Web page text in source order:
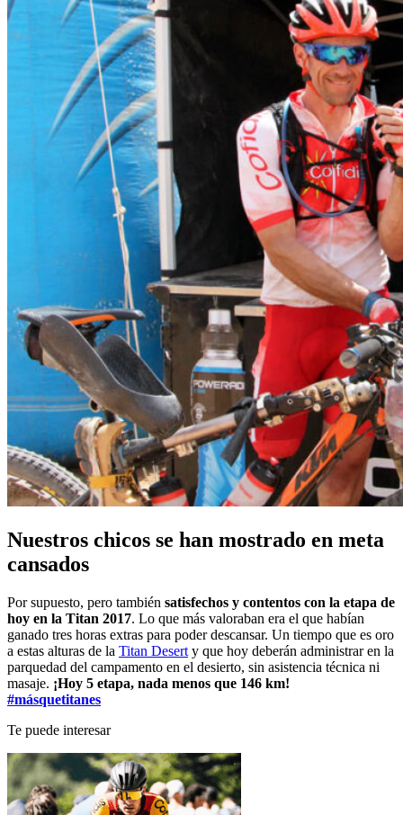
Nuestros chicos se han mostrado en meta
cansados
Por supuesto, pero también satisfechos y contentos con la etapa de
hoy en la Titan 2017. Lo que más valoraban era el que habían
ganado tres horas extras para poder descansar. Un tiempo que es oro
a estas alturas de la Titan Desert y que hoy deberán administrar en la
parquedad del campamento en el desierto, sin asistencia técnica ni
masaje. ¡Hoy 5 etapa, nada menos que 146 km!
#másquetitanes
Te puede interesar